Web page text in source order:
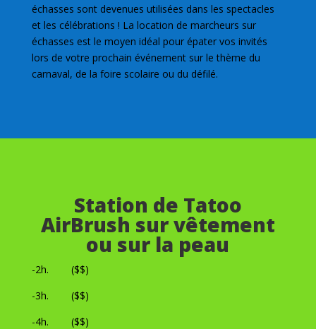
échasses sont devenues utilisées dans les spectacles
et les célébrations ! La location de marcheurs sur
échasses est le moyen idéal pour épater vos invités
lors de votre prochain événement sur le thème du
carnaval, de la foire scolaire ou du défilé.
Station de Tatoo
AirBrush sur vêtement
ou sur la peau
-2h. ($$)
-3h. ($$)
-4h. ($$)